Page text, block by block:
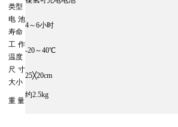
类型
电池
寿命
4～6小时
工作
温度
-20～40℃
尺寸
大小
25╳20cm
重 量
约2.5kg